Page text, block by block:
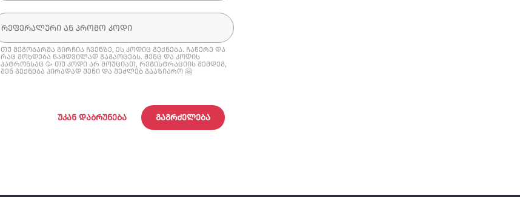
თუ მეგობარმა გირჩია ჩვენზე, ეს კოდიც გექნება. ჩაწერე და
რაც მოხდება ნამდვილად გაგაოცებს. შენც და კოდის
პატრონსაც 🥳 თუ კოდი არ მოუციათ, რეგისტრაციის შემდეგ,
შენ გექნება პირადად შენი და შეძლებ გააზიარო 🤗
ᲣᲙᲐᲜ ᲓᲐᲑᲠᲣᲜᲔᲑᲐ ᲒᲐᲒᲠᲫᲔᲚᲔᲑᲐ